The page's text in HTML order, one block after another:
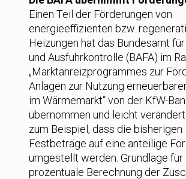
Einen Teil der Förderungen von
energieeffizienten bzw.
Heizungen hat das Bundesamt
und Ausfuhrkontrolle (BAFA) im
„Marktanreizprogrammes zur
Anlagen zur Nutzung
im Wärmemarkt“ von der KfW-
übernommen und leicht
zum Beispiel, dass die bisherigen
Festbeträge auf eine anteilige
umgestellt werden. Grundlage für
prozentuale Berechnung der